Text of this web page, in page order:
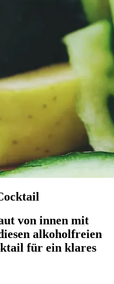
von innen mit
alkoholfreien
für ein klares